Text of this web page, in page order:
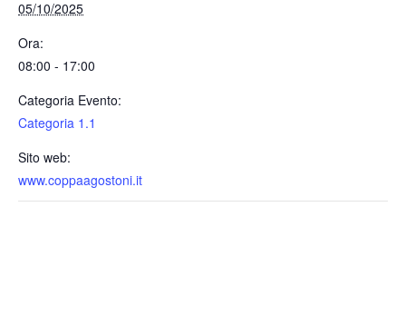
05/10/2025
Ora:
08:00 - 17:00
Categoria Evento:
Categoria 1.1
Sito web:
www.coppaagostoni.it